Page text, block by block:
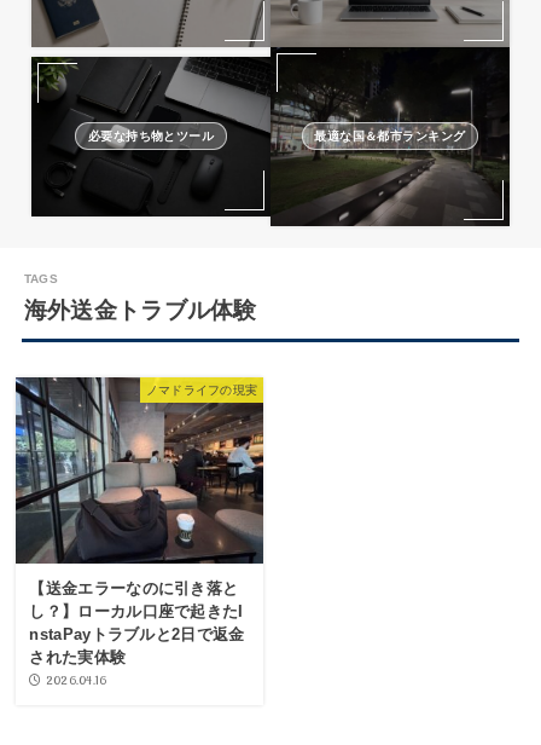
必要な持ち物とツール 最適な国＆都市ランキング
海外送金トラブル体験
ノマドライフの現実
【送金エラーなのに引き落と
し？】ローカル口座で起きたI
nstaPayトラブルと2日で返金
された実体験
2026.04.16